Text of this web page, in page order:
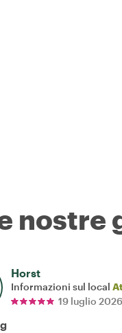
nostre
Horst
Informazioni sul local
19 luglio 2026